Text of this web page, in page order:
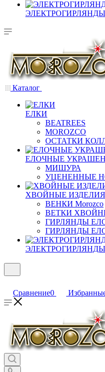
ЭЛЕКТРОГИРЛЯНДЫ
Каталог
ЕЛКИ
BEATREES
MOROZCO
ОСТАТКИ
ЕЛОЧНЫЕ
МИШУРА
УЦЕНЕННЫЕ
ХВОЙНЫЕ ИЗДЕЛИЯ
ВЕНКИ Morozco
ВЕТКИ
ГИРЛЯНДЫ
ГИРЛЯНДЫ
ЭЛЕКТРОГИРЛЯНДЫ
Сравнение0